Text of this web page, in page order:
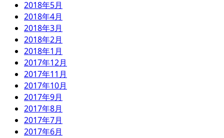
2018年5月
2018年4月
2018年3月
2018年2月
2018年1月
2017年12月
2017年11月
2017年10月
2017年9月
2017年8月
2017年7月
2017年6月